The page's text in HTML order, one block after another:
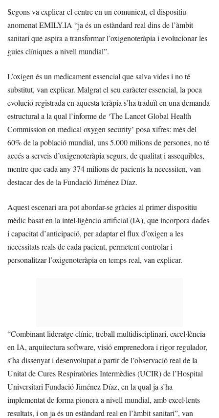
Segons va explicar el centre en un comunicat, el dispositiu
anomenat EMILY.IA “ja és un estàndard real dins de l’àmbit
sanitari que aspira a transformar l’oxigenoteràpia i evolucionar les
guies clíniques a nivell mundial”.
L’oxigen és un medicament essencial que salva vides i no té
substitut, van explicar. Malgrat el seu caràcter essencial, la poca
evolució registrada en aquesta teràpia s’ha traduït en una demanda
estructural a la qual l’informe de ‘The Lancet Global Health
Commission on medical oxygen security’ posa xifres: més del
60% de la població mundial, uns 5.000 milions de persones, no té
accés a serveis d’oxigenoteràpia segurs, de qualitat i assequibles,
mentre que cada any 374 milions de pacients la necessiten, van
destacar des de la Fundació Jiménez Díaz.
Aquest escenari ara pot abordar-se gràcies al primer dispositiu
mèdic basat en la intel·ligència artificial (IA), que incorpora dades
i capacitat d’anticipació, per adaptar el flux d’oxigen a les
necessitats reals de cada pacient, permetent controlar i
personalitzar l’oxigenoteràpia en temps real, van explicar.
“Combinant lideratge clínic, treball multidisciplinari, excel·lència
en IA, arquitectura software, visió emprenedora i rigor regulador,
s’ha dissenyat i desenvolupat a partir de l’observació real de la
Unitat de Cures Respiratòries Intermèdies (UCIR) de l’Hospital
Universitari Fundació Jiménez Díaz, en la qual ja s’ha
implementat de forma pionera a nivell mundial, amb excel·lents
resultats, i on ja és un estàndard real en l’àmbit sanitari”, van